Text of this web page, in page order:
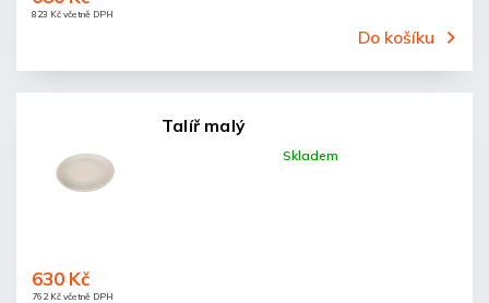
823 Kč včetně DPH
Do košíku
Talíř malý
Skladem
762 Kč včetně DPH
630 Kč